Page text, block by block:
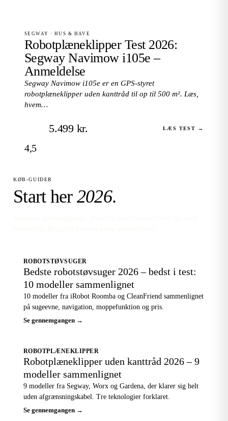
SEGWAY · HUS & HAVE
Robotplæneklipper Test 2026:
Segway Navimow i105e –
Anmeldelse
Segway Navimow i105e er en GPS-styret
robotplæneklipper uden kanttråd til op til 500 m². Læs,
hvem…
4,5
5.499 kr. LÆS TEST →
KØB-GUIDER
Start her 2026.
ROBOTSTØVSUGER
Bedste robotstøvsuger 2026 – bedst i test:
10 modeller sammenlignet
10 modeller fra iRobot Roomba og CleanFriend sammenlignet
på sugeevne, navigation, moppefunktion og pris.
Se gennemgangen →
ROBOTPLÆNEKLIPPER
Robotplæneklipper uden kanttråd 2026 – 9
modeller sammenlignet
9 modeller fra Segway, Worx og Gardena, der klarer sig helt
uden afgrænsningskabel. Tre teknologier forklaret.
Se gennemgangen →